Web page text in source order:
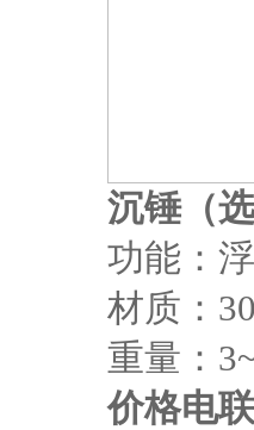
沉锤（
功能：
材质：
重量：
价格电联